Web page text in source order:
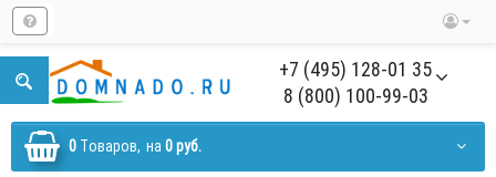
+7 (495) 128-01 35
8 (800) 100-99-03
0 Tоваров, на 0 руб.